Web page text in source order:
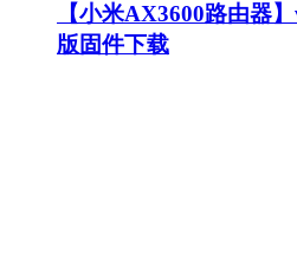
【小米AX3600路由器
版固件下载